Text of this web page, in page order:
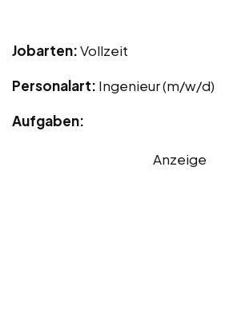
Jobarten:Vollzeit
Personalart: Ingenieur (m/w/d)
Aufgaben:
Anzeige